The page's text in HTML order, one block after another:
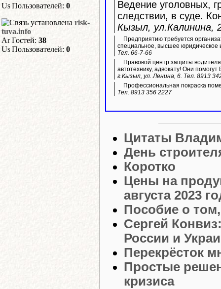
Пользователей: 0
risk-
tuva.info
Гостей: 38
Пользователей: 0
Ведение уголовных,
следствии, в суде.
Кызыл, ул.Калинина,
Предприятию требуется
специальное, высшее юридическое
Тел. 66-7-66
Правовой центр защиты
автотехнику, адвокату! Они
г.Кызыл, ул. Ленина, 6. Тел. 8913
Профессиональная покраска
Тел. 8913 356 2227
Цитаты
День
Коротко
Цены на
августа 2023
Пособие о
Сергей
России и
Перекрёсток
Простые
кризиса